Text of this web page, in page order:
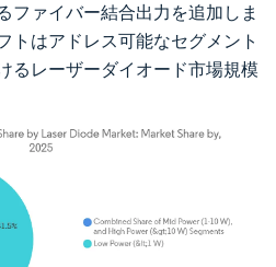
ファイバー結合出力を追加しま
トはアドレス可能なセグメント
るレーザーダイオード市場規模